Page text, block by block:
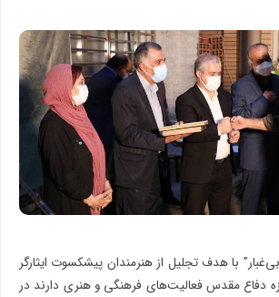
بی‌غبار” با هدف تجلیل از هنرمندان پیشکسوت ایثارگر
دفاع مقدس فعالیت‌های فرهنگی و هنری دارند در